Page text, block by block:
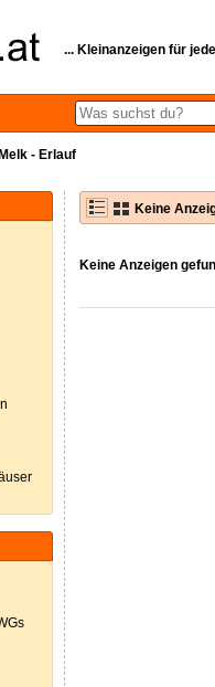
... Kleinanzeigen für
Melk - Erlauf
Keine
Keine Anzeigen